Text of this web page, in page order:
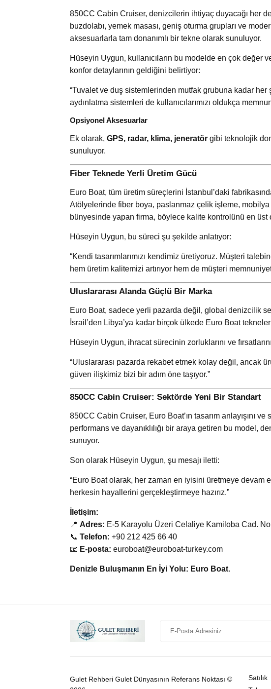
850CC Cabin Cruiser, denizcilerin ihtiyaç duyacağı her
buzdolabı, yemek masası, geniş oturma grupları ve
aksesuarlarla tam donanımlı bir tekne olarak sunuluyor.
Hüseyin Uygun, kullanıcıların bu modelde en çok değer
konfor detaylarının geldiğini belirtiyor:
“Tuvalet ve duş sistemlerinden mutfak grubuna kadar her
aydınlatma sistemleri de kullanıcılarımızı oldukça
Opsiyonel Aksesuarlar
Ek olarak, GPS, radar, klima, jeneratör gibi teknolojik
sunuluyor.
Fiber Teknede Yerli Üretim Gücü
Euro Boat, tüm üretim süreçlerini İstanbul’daki
Atölyelerinde fiber boya, paslanmaz çelik işleme,
bünyesinde yapan firma, böylece kalite kontrolünü en üst
Hüseyin Uygun, bu süreci şu şekilde anlatıyor:
“Kendi tasarımlarımızı kendimiz üretiyoruz. Müşteri
hem üretim kalitemizi artırıyor hem de müşteri
Uluslararası Alanda Güçlü Bir Marka
Euro Boat, sadece yerli pazarda değil, global denizcilik
İsrail’den Libya’ya kadar birçok ülkede Euro Boat
Hüseyin Uygun, ihracat sürecinin zorluklarını ve
“Uluslararası pazarda rekabet etmek kolay değil, ancak
güven ilişkimiz bizi bir adım öne taşıyor.”
850CC Cabin Cruiser: Sektörde Yeni Bir Standart
850CC Cabin Cruiser, Euro Boat’ın tasarım anlayışını
performans ve dayanıklılığı bir araya getiren bu model,
sunuyor.
Son olarak Hüseyin Uygun, şu mesajı iletti:
“Euro Boat olarak, her zaman en iyisini üretmeye devam
herkesin hayallerini gerçekleştirmeye hazırız.”
İletişim:
📍 Adres: E-5 Karayolu Üzeri Celaliye Kamiloba Cad.
📞 Telefon: +90 212 425 66 40
📧 E-posta: euroboat@euroboat-turkey.com
Denizle Buluşmanın En İyi Yolu: Euro Boat.
Gulet Rehberi Gulet Dünyasının Referans Noktası ©
Satılık